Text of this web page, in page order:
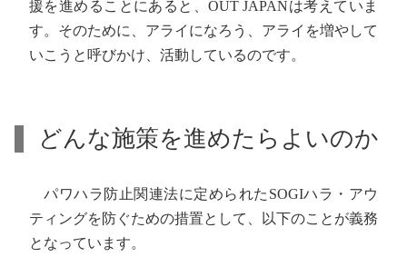
援を進めることにあると、OUT JAPANは考えていま
す。そのために、アライになろう、アライを増やして
いこうと呼びかけ、活動しているのです。
どんな施策を進めたらよいのか
パワハラ防止関連法に定められたSOGIハラ・アウ
ティングを防ぐための措置として、以下のことが義務
となっています。